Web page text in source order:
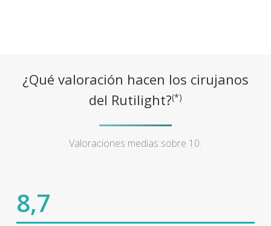
¿Qué valoración hacen los cirujanos
del Rutilight?(*)
Valoraciones medias sobre 10.
8,7